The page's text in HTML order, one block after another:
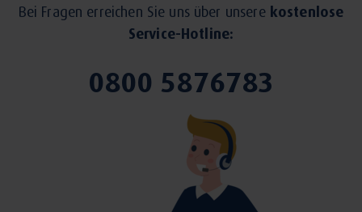
Bei Fragen erreichen Sie uns über unsere kostenlose
Service-Hotline:
0800 5876783